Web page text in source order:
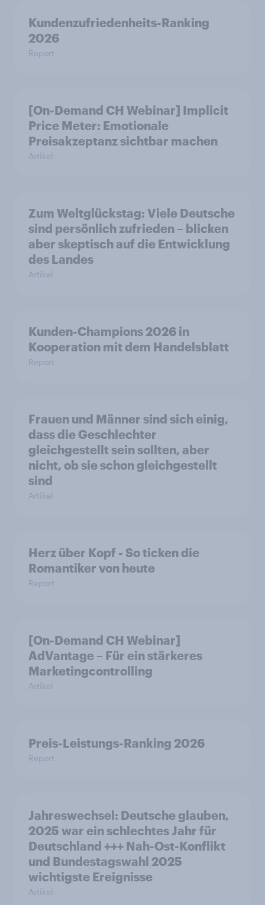
Kundenzufriedenheits-Ranking
2026
Report
[On-Demand CH Webinar] Implicit
Price Meter: Emotionale
Preisakzeptanz sichtbar machen
Artikel
Zum Weltglückstag: Viele Deutsche
sind persönlich zufrieden – blicken
aber skeptisch auf die Entwicklung
des Landes
Artikel
Kunden-Champions 2026 in
Kooperation mit dem Handelsblatt
Report
Frauen und Männer sind sich einig,
dass die Geschlechter
gleichgestellt sein sollten, aber
nicht, ob sie schon gleichgestellt
sind
Artikel
Herz über Kopf - So ticken die
Romantiker von heute
Report
[On-Demand CH Webinar]
AdVantage – Für ein stärkeres
Marketingcontrolling
Artikel
Preis-Leistungs-Ranking 2026
Report
Jahreswechsel: Deutsche glauben,
2025 war ein schlechtes Jahr für
Deutschland +++ Nah-Ost-Konflikt
und Bundestagswahl 2025
wichtigste Ereignisse
Artikel